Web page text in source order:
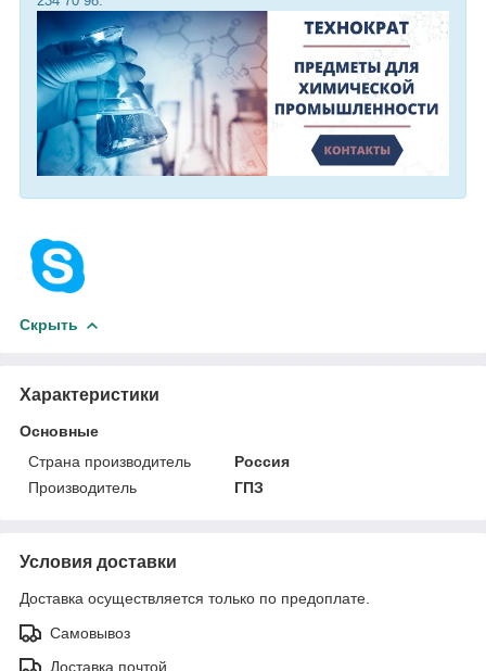
Скрыть
Характеристики
Основные
Страна производитель
Россия
Производитель
ГПЗ
Условия доставки
Доставка осуществляется только по предоплате.
Самовывоз
Доставка почтой